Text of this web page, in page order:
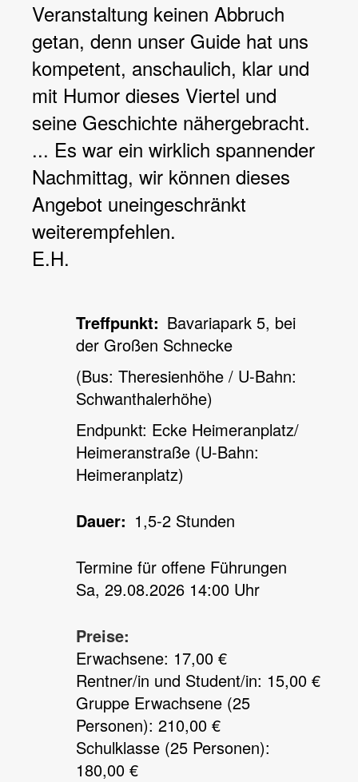
Veranstaltung keinen Abbruch
getan, denn unser Guide hat uns
kompetent, anschaulich, klar und
mit Humor dieses Viertel und
seine Geschichte nähergebracht.
... Es war ein wirklich spannender
Nachmittag, wir können dieses
Angebot uneingeschränkt
weiterempfehlen.
E.H.
Treffpunkt
Bavariapark 5, bei
der Großen Schnecke
(Bus: Theresienhöhe / U-Bahn:
Schwanthalerhöhe)
Endpunkt: Ecke Heimeranplatz/
Heimeranstraße (U-Bahn:
Heimeranplatz)
Dauer
1,5-2 Stunden
Termine für offene Führungen
Sa, 29.08.2026 14:00 Uhr
Preise:
Erwachsene: 17,00 €
Rentner/in und Student/in: 15,00 €
Gruppe Erwachsene (25
Personen): 210,00 €
Schulklasse (25 Personen):
180,00 €